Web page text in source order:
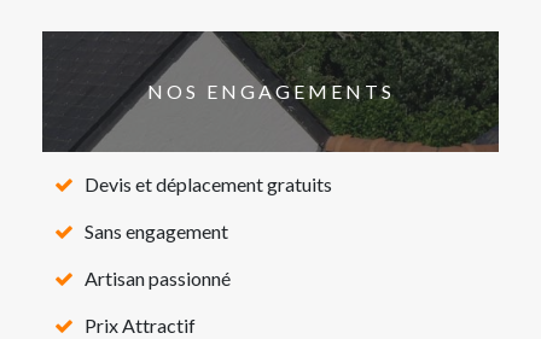
NOS ENGAGEMENTS
Devis et déplacement gratuits
Sans engagement
Artisan passionné
Prix Attractif